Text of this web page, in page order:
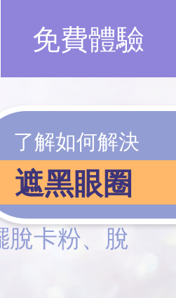
免費體驗
了解如何解決
遮黑眼圈
脫卡粉、脫